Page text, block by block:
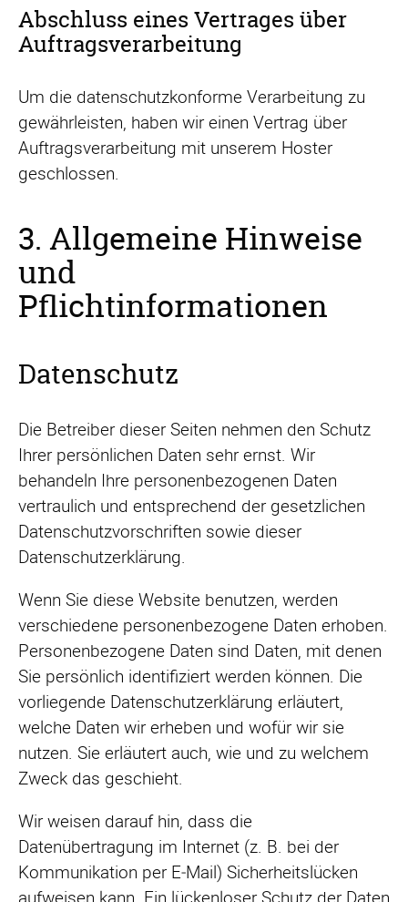
Abschluss eines Vertrages über
Auftragsverarbeitung
Um die datenschutzkonforme Verarbeitung zu
gewährleisten, haben wir einen Vertrag über
Auftragsverarbeitung mit unserem Hoster
geschlossen.
3. Allgemeine Hinweise
und
Pflichtinformationen
Datenschutz
Die Betreiber dieser Seiten nehmen den Schutz
Ihrer persönlichen Daten sehr ernst. Wir
behandeln Ihre personenbezogenen Daten
vertraulich und entsprechend der gesetzlichen
Datenschutzvorschriften sowie dieser
Datenschutzerklärung.
Wenn Sie diese Website benutzen, werden
verschiedene personenbezogene Daten erhoben.
Personenbezogene Daten sind Daten, mit denen
Sie persönlich identifiziert werden können. Die
vorliegende Datenschutzerklärung erläutert,
welche Daten wir erheben und wofür wir sie
nutzen. Sie erläutert auch, wie und zu welchem
Zweck das geschieht.
Wir weisen darauf hin, dass die
Datenübertragung im Internet (z. B. bei der
Kommunikation per E‑Mail) Sicherheitslücken